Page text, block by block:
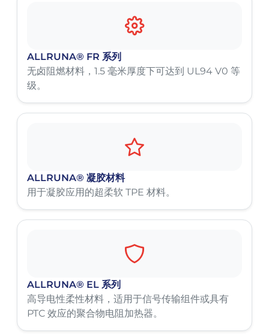
ALLRUNA® FR 系列
无卤阻燃材料，1.5 毫米厚度下可达到 UL94 V0 等
级。
ALLRUNA® 凝胶材料
用于凝胶应用的超柔软 TPE 材料。
ALLRUNA® EL 系列
高导电性柔性材料，适用于信号传输组件或具有
PTC 效应的聚合物电阻加热器。